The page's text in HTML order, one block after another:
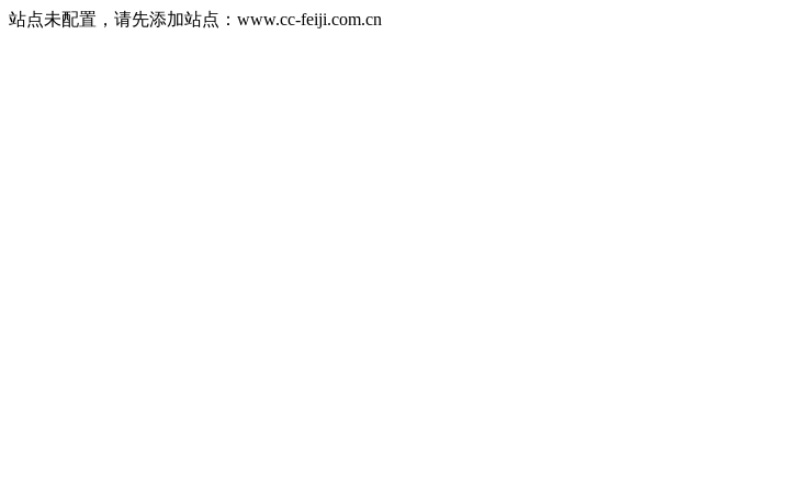
站点未配置，请先添加站点：www.cc-feiji.com.cn